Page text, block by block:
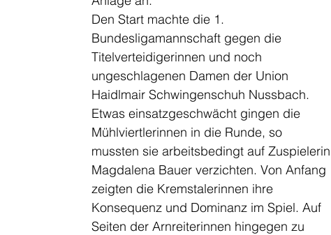
Den Start machte die 1.
Bundesligamannschaft gegen die
Titelverteidigerinnen und noch
ungeschlagenen Damen der Union
Haidlmair Schwingenschuh Nussbach.
Etwas einsatzgeschwächt gingen die
Mühlviertlerinnen in die Runde, so
mussten sie arbeitsbedingt auf Zuspielerin
Magdalena Bauer verzichten. Von Anfang
zeigten die Kremstalerinnen ihre
Konsequenz und Dominanz im Spiel. Auf
Seiten der Arnreiterinnen hingegen zu